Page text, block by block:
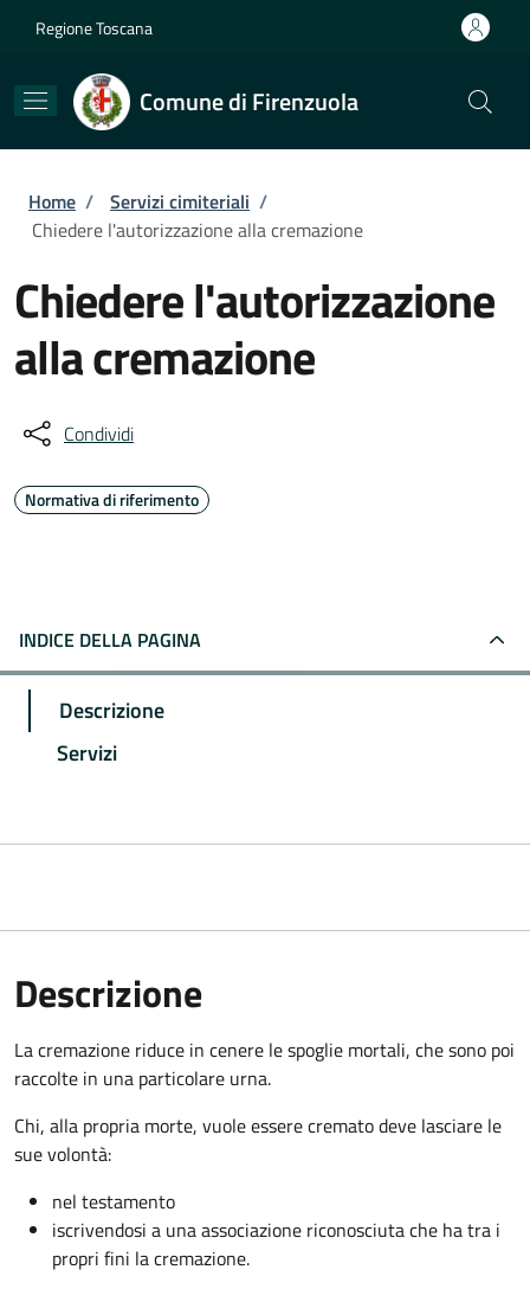
Regione Toscana
Comune di Firenzuola
Briciole di pane
Home / Servizi cimiteriali /
Chiedere l'autorizzazione alla cremazione
Chiedere l'autorizzazione
alla cremazione
Condividi
Normativa di riferimento
INDICE DELLA PAGINA
Descrizione
Servizi
Descrizione
La cremazione riduce in cenere le spoglie mortali, che sono poi
raccolte in una particolare urna.
Chi, alla propria morte, vuole essere cremato deve lasciare le
sue volontà:
nel testamento
iscrivendosi a una associazione riconosciuta che ha tra i
propri fini la cremazione.